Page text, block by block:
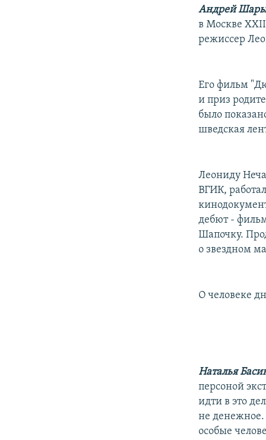
Андрей
в Москве
режиссер
Его фильм
и приз
было
шведская
Леониду
ВГИК,
дебют -
Шапочку.
о звездном
О человеке
Наталья
персоной
идти в это
не денежное.
особые